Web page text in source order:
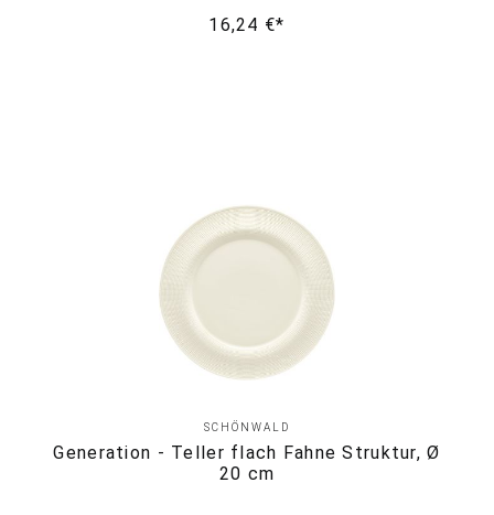
16,24 €*
SCHÖNWALD
Generation - Teller flach Fahne Struktur, Ø
20 cm